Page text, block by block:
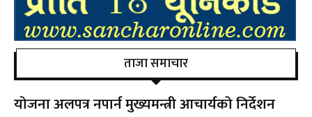
ताजा समाचार
योजना अलपत्र नपार्न मुख्यमन्त्री आचार्यको निर्देशन